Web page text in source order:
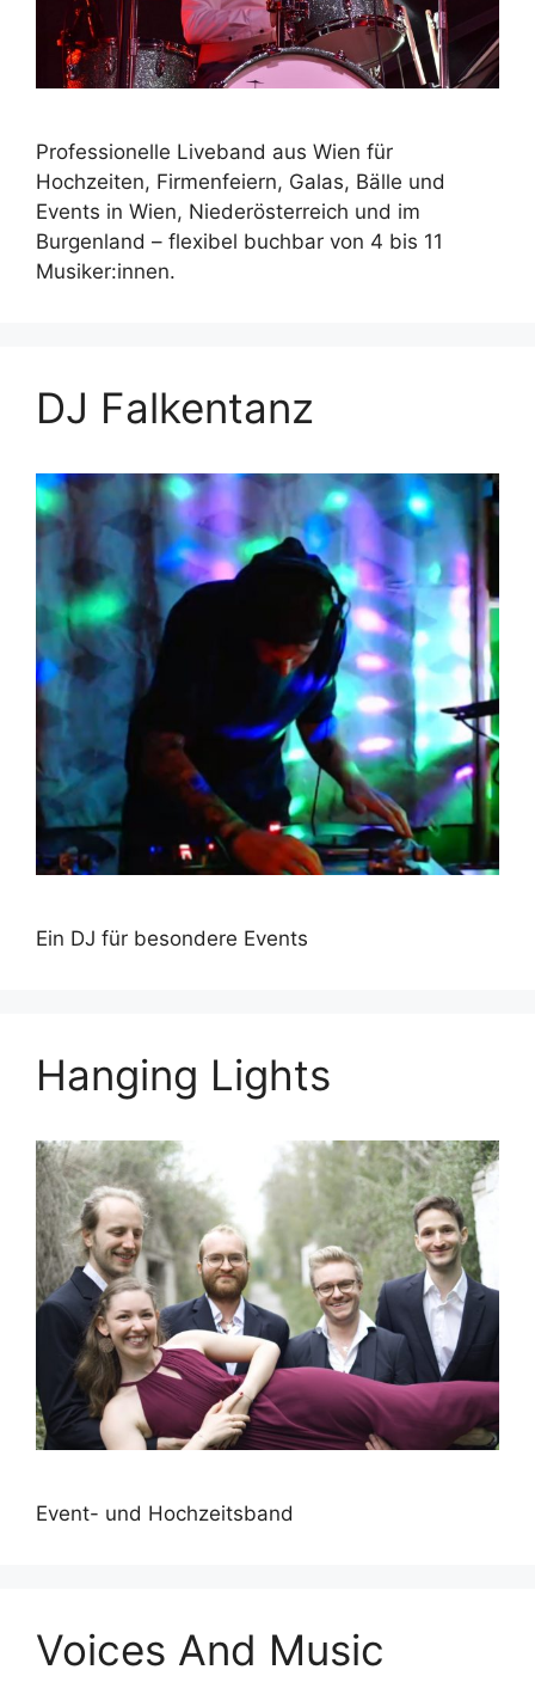
Professionelle Liveband aus Wien für
Hochzeiten, Firmenfeiern, Galas, Bälle und
Events in Wien, Niederösterreich und im
Burgenland – flexibel buchbar von 4 bis 11
Musiker:innen.
DJ Falkentanz
Ein DJ für besondere Events
Hanging Lights
Event- und Hochzeitsband
Voices And Music